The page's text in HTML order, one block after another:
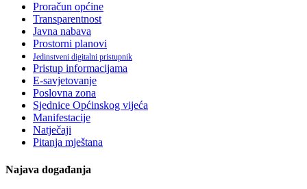
Proračun općine
Transparentnost
Javna nabava
Prostorni planovi
Jedinstveni digitalni pristupnik
Pristup informacijama
E-savjetovanje
Poslovna zona
Sjednice Općinskog vijeća
Manifestacije
Natječaji
Pitanja mještana
Najava događanja